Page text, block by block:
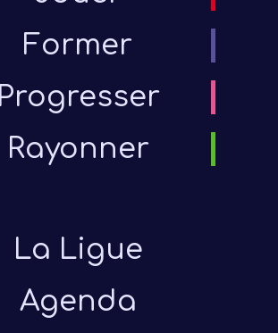
Former
Progresser
Rayonner
La Ligue
Agenda